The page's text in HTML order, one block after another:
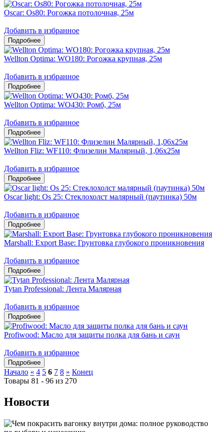
Oscar: Os80: Рогожка потолочная, 25м
Добавить в избранное
Wellton Optima: WO180: Рогожка крупная, 25м
Добавить в избранное
Wellton Optima: WO430: Ромб, 25м
Добавить в избранное
Wellton Fliz: WF110: Флизелин Малярный, 1,06х25м
Добавить в избранное
Oscar light: Os 25: Стеклохолст малярный (паутинка) 50м
Добавить в избранное
Marshall: Export Base: Грунтовка глубокого проникновения
Добавить в избранное
Tytan Professional: Лента Малярная
Добавить в избранное
Profiwood: Масло для защиты полка для бань и саун
Добавить в избранное
Начало « 4 5 6 7 8 » Конец
Товары 81 - 96 из 270
Новости